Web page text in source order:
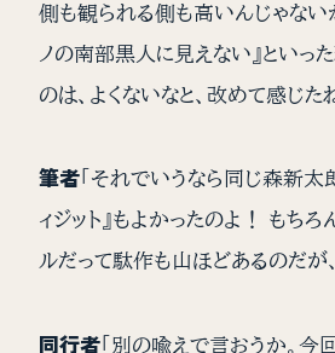
側も観られる側も高いんじゃない
ノの南部黒人に見えない』といっ
のは、よくないなと、改めて感じた
筆者「それでいうなら同じ森新太
ィジット』もよかったのよ！ もち
ルだって駄作も山ほどあるのだが
同行者「別の喩えで言おうか。今